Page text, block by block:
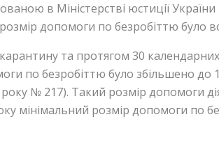
в Міністерстві юстиції
допомоги по безробіттю було
карантину та протягом 30
по безробіттю було збільшено до
року № 217). Такий розмір допомоги
мінімальний розмір допомоги по